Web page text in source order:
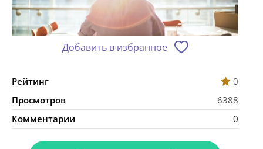
Добавить в избранное
Рейтинг
0
Просмотров
6388
Комментарии
0